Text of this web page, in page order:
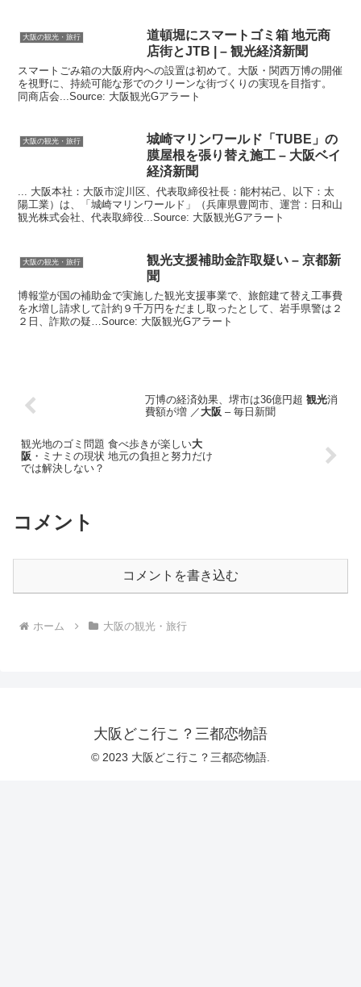
大阪の観光・旅行
道頓堀にスマートゴミ箱 地元商
店街とJTB | –観光経済新聞
スマートごみ箱の大阪府内への設置は初めて。大阪・関西万博の開催
を視野に、持続可能な形でのクリーンな街づくりの実現を目指す。
同商店会...Source: 大阪観光Gアラート
大阪の観光・旅行
城崎マリンワールド「TUBE」の
膜屋根を張り替え施工 – 大阪ベイ
経済新聞
... 大阪本社：大阪市淀川区、代表取締役社長：能村祐己、以下：太
陽工業）は、「城崎マリンワールド」（兵庫県豊岡市、運営：日和山
観光株式会社、代表取締役...Source: 大阪観光Gアラート
大阪の観光・旅行 観光支援補助金詐取疑い – 京都新
聞
博報堂が国の補助金で実施した観光支援事業で、旅館建て替え工事費
を水増し請求して計約９千万円をだまし取ったとして、岩手県警は２
２日、詐欺の疑…Source: 大阪観光Gアラート
万博の経済効果、堺市は36億円超 観光消
費額が増 ／大阪 – 毎日新聞
観光地のゴミ問題 食べ歩きが楽しい大
阪 ・ミナミの現状 地元の負担と努力だけ
では解決しない？
コメント
コメントを書き込む
ホーム 大阪の観光・旅行
大阪どこ行こ？三都恋物語
© 2023 大阪どこ行こ？三都恋物語.